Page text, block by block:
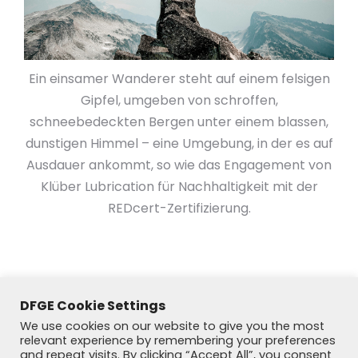
Ein einsamer Wanderer steht auf einem felsigen
Gipfel, umgeben von schroffen,
schneebedeckten Bergen unter einem blassen,
dunstigen Himmel – eine Umgebung, in der es auf
Ausdauer ankommt, so wie das Engagement von
Klüber Lubrication für Nachhaltigkeit mit der
REDcert-Zertifizierung.
DFGE Cookie Settings
We use cookies on our website to give you the most
relevant experience by remembering your preferences
and repeat visits. By clicking “Accept All”, you consent